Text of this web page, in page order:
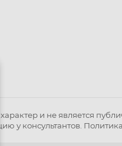
и не является
у консультантов.